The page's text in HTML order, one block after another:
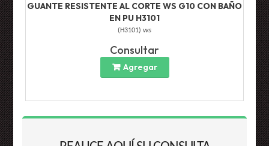
GUANTE RESISTENTE AL CORTE WS G10 CON BAÑO
EN PU H3101
( H3101) ws
Consultar
Agregar